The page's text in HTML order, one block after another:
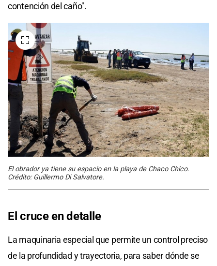
contención del caño".
El obrador ya tiene su espacio en la playa de Chaco Chico.
Crédito: Guillermo Di Salvatore.
El cruce en detalle
La maquinaria especial que permite un control preciso
de la profundidad y trayectoria, para saber dónde se